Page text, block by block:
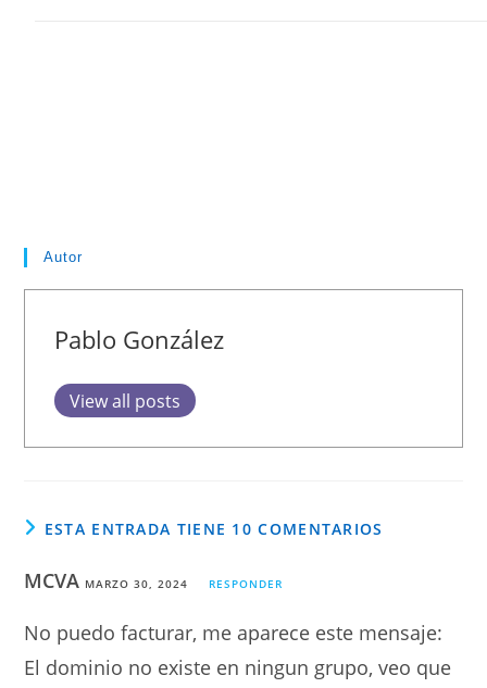
Autor
Pablo González
View all posts
ESTA ENTRADA TIENE 10 COMENTARIOS
MCVA MARZO 30, 2024 RESPONDER
No puedo facturar, me aparece este mensaje:
El dominio no existe en ningun grupo, veo que